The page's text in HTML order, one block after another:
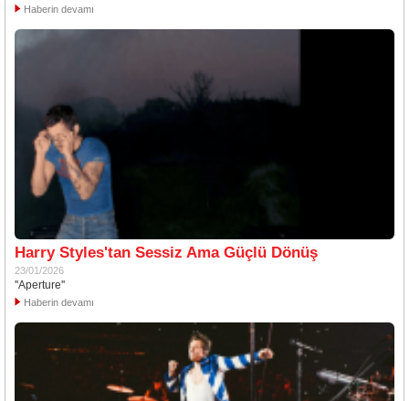
Haberin devamı
Harry Styles'tan Sessiz Ama Güçlü Dönüş
23/01/2026
''Aperture''
Haberin devamı